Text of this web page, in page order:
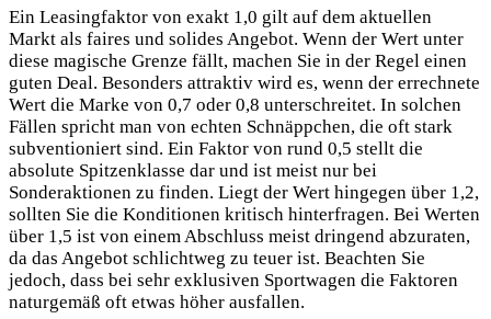
Ein Leasingfaktor von exakt 1,0 gilt auf dem aktuellen
Markt als faires und solides Angebot. Wenn der Wert unter
diese magische Grenze fällt, machen Sie in der Regel einen
guten Deal. Besonders attraktiv wird es, wenn der errechnete
Wert die Marke von 0,7 oder 0,8 unterschreitet. In solchen
Fällen spricht man von echten Schnäppchen, die oft stark
subventioniert sind. Ein Faktor von rund 0,5 stellt die
absolute Spitzenklasse dar und ist meist nur bei
Sonderaktionen zu finden. Liegt der Wert hingegen über 1,2,
sollten Sie die Konditionen kritisch hinterfragen. Bei Werten
über 1,5 ist von einem Abschluss meist dringend abzuraten,
da das Angebot schlichtweg zu teuer ist. Beachten Sie
jedoch, dass bei sehr exklusiven Sportwagen die Faktoren
naturgemäß oft etwas höher ausfallen.